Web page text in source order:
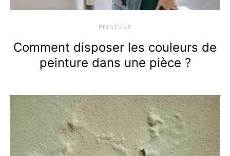
PEINTURE
Comment disposer les couleurs de
peinture dans une pièce ?